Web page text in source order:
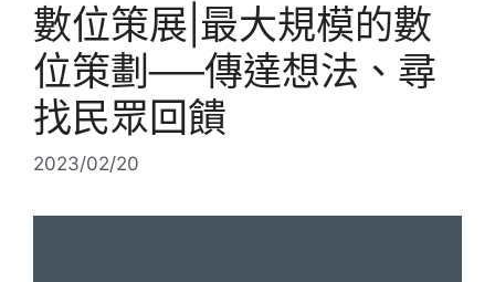
數位策展|最大規模的數
位策劃──傳達想法、尋
找民眾回饋
2023/02/20